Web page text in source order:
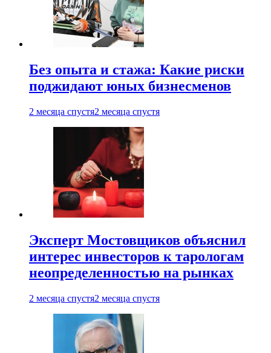
Без опыта и стажа: Какие риски
поджидают юных бизнесменов
2 месяца спустя2 месяца спустя
Эксперт Мостовщиков объяснил
интерес инвесторов к тарологам
неопределенностью на рынках
2 месяца спустя2 месяца спустя